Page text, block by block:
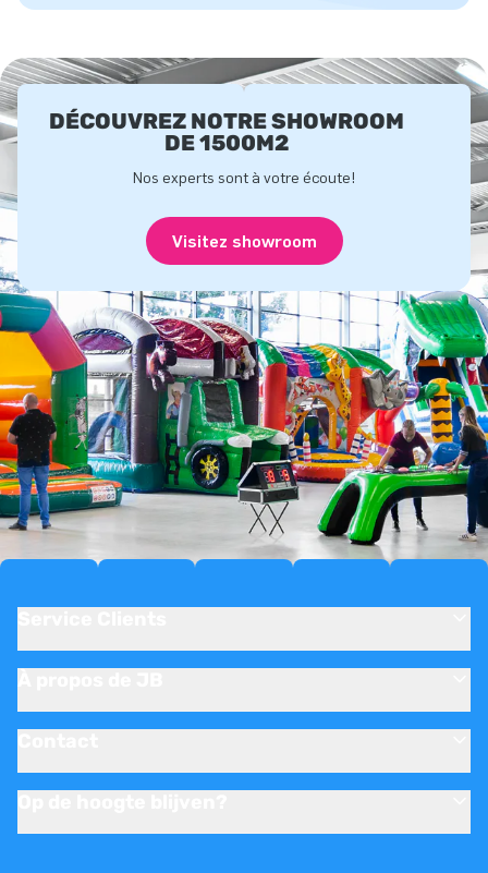
DÉCOUVREZ NOTRE SHOWROOM
DE 1500M2
Nos experts sont à votre écoute!
Visitez showroom